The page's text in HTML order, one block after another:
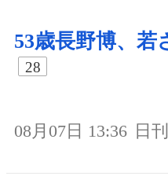
53歳長野博、若
28
08月07日 13:36 日